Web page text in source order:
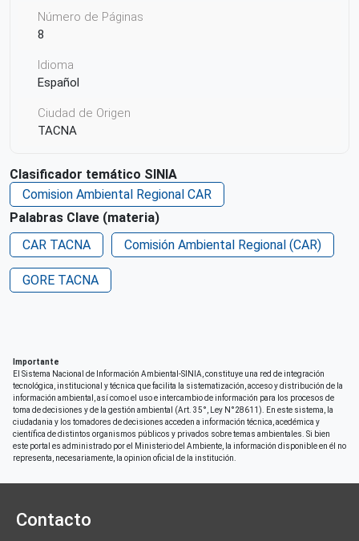
Número de Páginas
8
Idioma
Español
Ciudad de Origen
TACNA
Perú
Derechos de acceso
Acceso irrestricto a todo su contenido
Repositorio de origen
SIAR Tacna
Clasificador temático SINIA
Comision Ambiental Regional CAR
Palabras Clave (materia)
CAR TACNA
Comisión Ambiental Regional (CAR)
GORE TACNA
Importante
El Sistema Nacional de Información Ambiental-SINIA, constituye una red de integración
tecnológica, institucional y técnica que facilita la sistematización, acceso y distribución de la
información ambiental, así como el uso e intercambio de información para los procesos de
toma de decisiones y de la gestión ambiental (Art. 35°, Ley N°28611). En este sistema, la
ciudadania y los tomadores de decisiones acceden a información técnica, acedémica y
científica de distintos organismos públicos y privados sobre temas ambientales. Si bien
este portal es administrado por el Ministerio del Ambiente, la información disponible en él no
representa, necesariamente, la opinion oficial de la institución.
Contacto